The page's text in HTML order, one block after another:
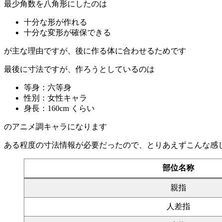
最少角数を八角形にしたのは
十分な形が作れる
十分な変形が確保できる
が主な理由ですが、後に作る体に合わせるためです
最後に寸法ですが、作ろうとしているのは
等身：六等身
性別：女性キャラ
身長：160cm くらい
のアニメ調キャラになります
ある程度の寸法情報が必要だったので、とりあえずこんな感
部位名称
親指
人差指